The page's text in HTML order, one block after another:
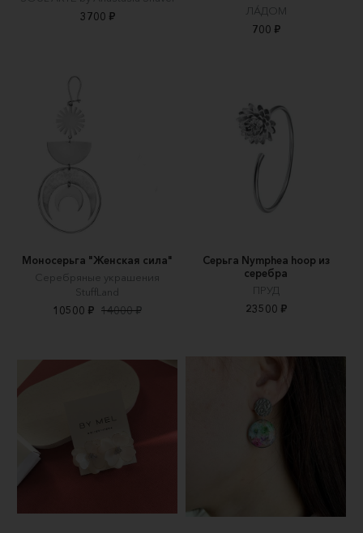
3700 ₽
ЛÁДОМ
700 ₽
Моносерьга "Женская сила"
Серебряные украшения
StuffLand
10500 ₽ 14000 ₽
Серьга Nymphea hoop из
серебра
ПРУД
23500 ₽